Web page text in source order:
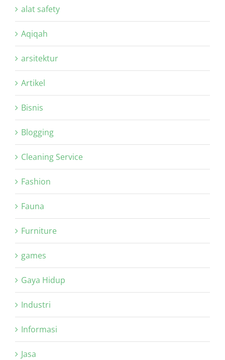
alat safety
Aqiqah
arsitektur
Artikel
Bisnis
Blogging
Cleaning Service
Fashion
Fauna
Furniture
games
Gaya Hidup
Industri
Informasi
Jasa